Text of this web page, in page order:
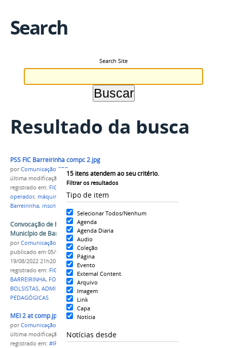
Search
Search Site
Resultado da busca
15 itens atendem ao seu critério.
Filtrar os resultados
Tipo de item
Selecionar Todos/Nenhum
Agenda
Agenda Diaria
Audio
Coleção
Página
Evento
External Content
Arquivo
Imagem
Link
Capa
Notícia
Notícias desde
PSS FIC Barreirinha compc 2.jpg
porComunicação CPR
última modificação
em 01/10/2021 17h19
registrado em: FIC beneficiamento,pescado
operador, máquinas agrícolas,campus Parintins
Barreirinha, inscriçõ
Convocação de bolsistas para Cursos FIC -
Município de Barreirinha
porComunicação CPR
publicado em 05/08/2022 —última modificação
19/08/2022 21h20
registrado em: FIC IFAM CAMPIS PARINTINS
BARREIRINHA, FORMAÇÃO INICIAL CONTINUADA
BOLSISTAS, ADMINISTRATIVAS
PEDAGÓGICAS
MEI 2 at comp.jpg
porComunicação CPR
última modificação
em 19/07/2022 15h27
registrado em: #IFAM ,CAMPUS PARINTINS,